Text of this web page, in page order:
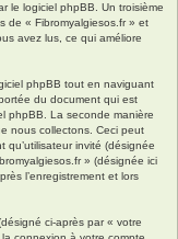
le logiciel phpBB. Un troisième
de « Fibromyalgiesos.fr » et
avez lus, ce qui améliore
phpBB tout en naviguant
du document qui est
phpBB. La seconde manière
nous collectons. Ceci peut
qu’utilisateur invité (désignée
» (désignée ici
l’enregistrement et lors
ci-après par « votre